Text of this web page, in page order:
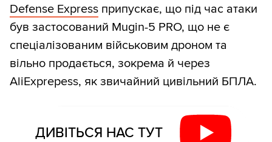
Defense Express припускає, що під час атаки
був застосований Mugin-5 PRO, що не є
спеціалізованим військовим дроном та
вільно продається, зокрема й через
AliExprepess, як звичайний цивільний БПЛА.
ДИВІТЬСЯ НАС ТУТ